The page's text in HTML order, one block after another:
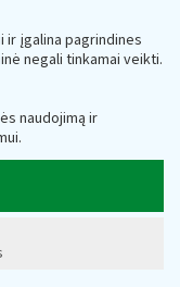
ir įgalina pagrindines
negali tinkamai veikti.
naudojimą ir